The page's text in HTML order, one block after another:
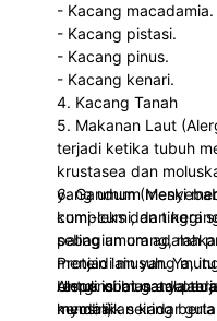
- Kacang macadamia.
- Kacang pistasi.
- Kacang pinus.
- Kacang kenari.
4. Kacang Tanah
5. Makanan Laut
terjadi ketika tubuh
krustasea dan
yang umum
cumi-cumi, dan
paling umum adalah
Protein lain yang
respons imun adalah
myosin)
6. Gandum (Meski
kompleks dan tinggi
sebagian orang,
menjadi musuh. Ya,
Alergi ini biasanya
membaik seiring
Untuk obat gatal
kendalikan kadar